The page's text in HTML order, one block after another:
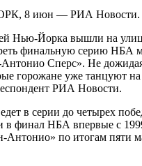
8 июн — РИА Новости.
Нью-Йорка вышли на
финальную серию НБА
Сперс». Не
горожане уже танцуют
РИА Новости.
в серии до четырех
финал НБА впервые с
Антонио» по итогам пяти